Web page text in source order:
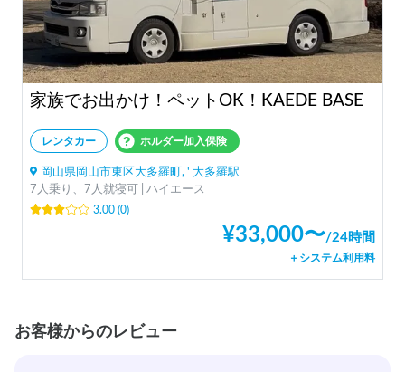
家族でお出かけ！ペットOK！KAEDE BASE
レンタカー ホルダー加入保険
岡山県岡山市東区大多羅町, ' 大多羅駅
7人乗り、7人就寝可 | ハイエース
3.00(0)
¥33,000〜/24時間
＋システム利用料
お客様からのレビュー